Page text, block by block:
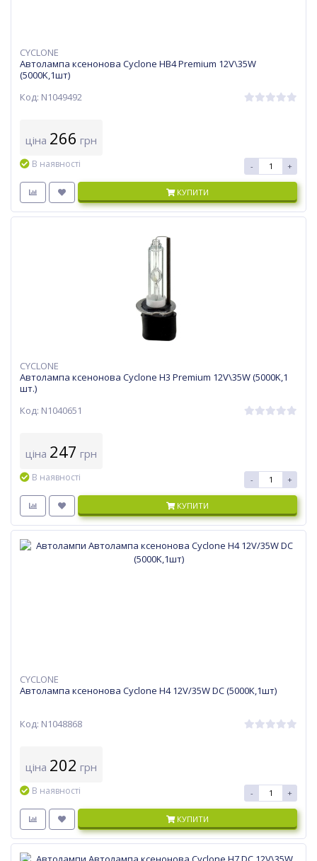
CYCLONE
Автолампа ксенонова Cyclone HB4 Premium 12V\35W
(5000K,1шт)
Код: N1049492
ціна 266 грн
В наявності - +
КУПИТИ
CYCLONE
Автолампа ксенонова Cyclone H3 Premium 12V\35W (5000K,1
шт.)
Код: N1040651
ціна 247 грн
В наявності - +
КУПИТИ
CYCLONE
Автолампа ксенонова Cyclone H4 12V/35W DC (5000K,1шт)
Код: N1048868
ціна 202 грн
В наявності - +
КУПИТИ